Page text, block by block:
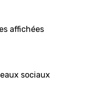
affichées
sociaux